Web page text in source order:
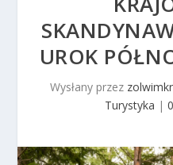
UROK
Wysłany przez
Turystyka | 0